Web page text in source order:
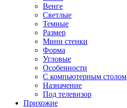
Венге
Светлые
Темные
Размер
Мини стенки
Форма
Угловые
Особенности
С компьютерным столом
Назначение
Под телевизор
Прихожие